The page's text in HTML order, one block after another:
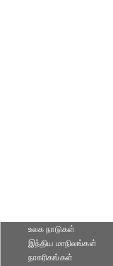
உலக நாடுகள்
இந்திய மாநிலங்கள்
நாகரிகங்கள்